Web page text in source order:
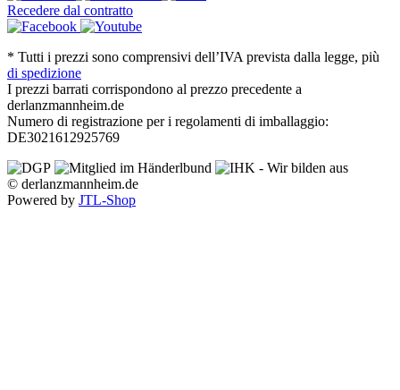
Recedere dal contratto
* Tutti i prezzi sono comprensivi dell’IVA prevista dalla legge, più
di spedizione
I prezzi barrati corrispondono al prezzo precedente a
derlanzmannheim.de
Numero di registrazione per i regolamenti di imballaggio:
DE3021612925769
© derlanzmannheim.de
Powered by JTL-Shop